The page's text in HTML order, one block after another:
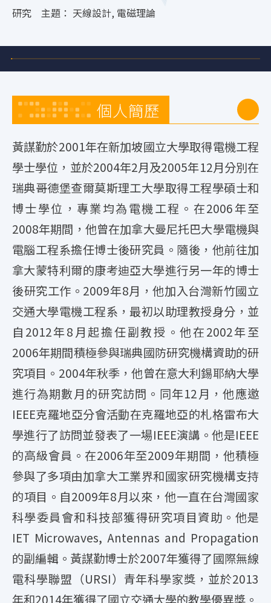
研究 主題： 天線設計, 電磁理論
個人簡歷
黃謀勤於2001年在新加坡國立大學取得電機工程
學士學位，並於2004年2月及2005年12月分別在
瑞典哥德堡查爾莫斯理工大學取得工程學碩士和
博士學位，專業均為電機工程。在2006年至
2008年期間，他曾在加拿大曼尼托巴大學電機與
電腦工程系擔任博士後研究員。隨後，他前往加
拿大蒙特利爾的康考迪亞大學進行另一年的博士
後研究工作。2009年8月，他加入台灣新竹國立
交通大學電機工程系，最初以助理教授身分，並
自2012年8月起擔任副教授。他在2002年至
2006年期間積極參與瑞典國防研究機構資助的研
究項目。2004年秋季，他曾在意大利錫耶納大學
進行為期數月的研究訪問。同年12月，他應邀
IEEE克羅地亞分會活動在克羅地亞的札格雷布大
學進行了訪問並發表了一場IEEE演講。他是IEEE
的高級會員。在2006年至2009年期間，他積極
參與了多項由加拿大工業界和國家研究機構支持
的項目。自2009年8月以來，他一直在台灣國家
科學委員會和科技部獲得研究項目資助。他是
IET Microwaves, Antennas and Propagation
的副編輯。黃謀勤博士於2007年獲得了國際無線
電科學聯盟（URSI）青年科學家獎，並於2013
年和2014年獲得了國立交通大學的教學優異獎。